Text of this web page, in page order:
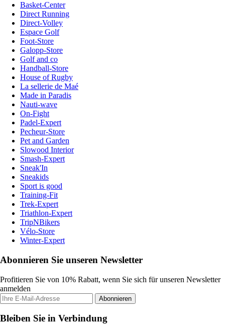
Basket-Center
Direct Running
Direct-Volley
Espace Golf
Foot-Store
Galopp-Store
Golf and co
Handball-Store
House of Rugby
La sellerie de Maé
Made in Paradis
Nauti-wave
On-Fight
Padel-Expert
Pecheur-Store
Pet and Garden
Slowood Interior
Smash-Expert
Sneak'In
Sneakids
Sport is good
Training-Fit
Trek-Expert
Triathlon-Expert
TripNBikers
Vélo-Store
Winter-Expert
Abonnieren Sie unseren Newsletter
Profitieren Sie von 10% Rabatt, wenn Sie sich für unseren Newsletter
anmelden
Abonnieren
Bleiben Sie in Verbindung